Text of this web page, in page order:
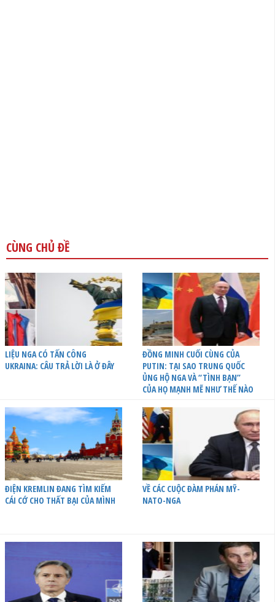
CÙNG CHỦ ĐỀ
LIỆU NGA CÓ TẤN CÔNG
UKRAINA: CÂU TRẢ LỜI LÀ Ở ĐÂY
ĐỒNG MINH CUỐI CÙNG CỦA
PUTIN: TẠI SAO TRUNG QUỐC
ỦNG HỘ NGA VÀ “TÌNH BẠN”
CỦA HỌ MẠNH MẼ NHƯ THẾ NÀO
ĐIỆN KREMLIN ĐANG TÌM KIẾM
CÁI CỚ CHO THẤT BẠI CỦA MÌNH
VỀ CÁC CUỘC ĐÀM PHÁN MỸ-
NATO-NGA